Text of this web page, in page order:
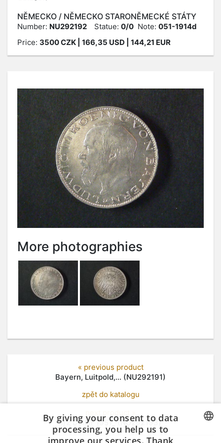
NĚMECKO / NĚMECKO STARONĚMECKÉ STÁTY
Number: NU292192 Statue: 0/0 Note: 051-1914d
Price: 3500CZK | 166,35 USD | 144,21 EUR
More photographies
« previous product
Bayern, Luitpold,... (NU292191)
zpět do katalogu
1/2 Dollar 1951_ (NU292193)
By giving your consent to data
processing, you help us to
improve our services. Thank